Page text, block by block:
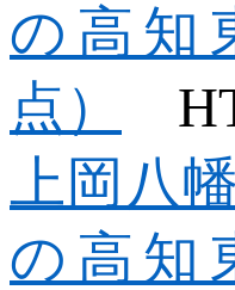
の高知
点）
上岡八
の高知